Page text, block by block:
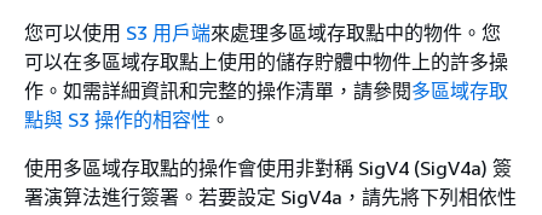
您可以使用 S3 用戶端來處理多區域存取點中的物件。您
可以在多區域存取點上使用的儲存貯體中物件上的許多操
作。如需詳細資訊和完整的操作清單，請參閱多區域存取
點與 S3 操作的相容性 。
使用多區域存取點的操作會使用非對稱 SigV4 (SigV4a) 簽
署演算法進行簽署。若要設定 SigV4a，請先將下列相依性